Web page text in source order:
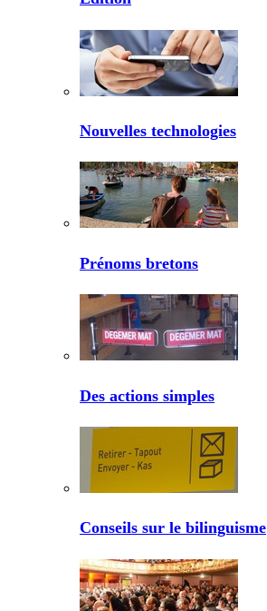
Nouvelles technologies
Prénoms bretons
Des actions simples
Conseils sur le bilinguisme